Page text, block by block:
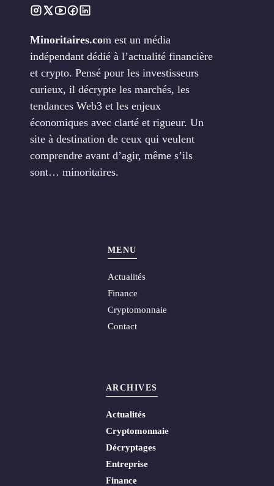
Minoritaires.com est un média
indépendant dédié à l’actualité financière
et crypto. Pensé pour les investisseurs
curieux, il décrypte les marchés, les
tendances Web3 et les enjeux
économiques avec clarté et rigueur. Un
site à destination de ceux qui veulent
comprendre avant d’agir, même s’ils
sont… minoritaires.
MENU
Actualités
Finance
Cryptomonnaie
Contact
ARCHIVES
Actualités
Cryptomonnaie
Décryptages
Entreprise
Finance